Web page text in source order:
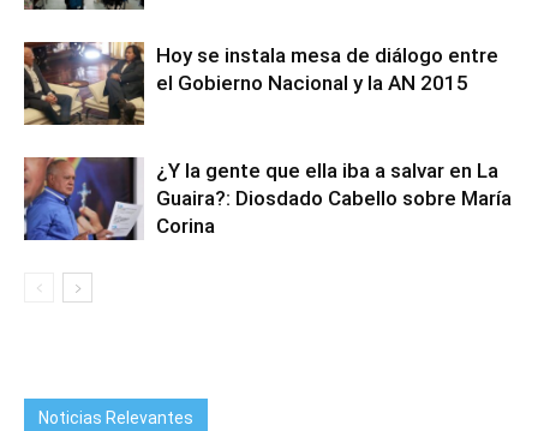
Hoy se instala mesa de diálogo entre
el Gobierno Nacional y la AN 2015
¿Y la gente que ella iba a salvar en La
Guaira?: Diosdado Cabello sobre María
Corina
Noticias Relevantes